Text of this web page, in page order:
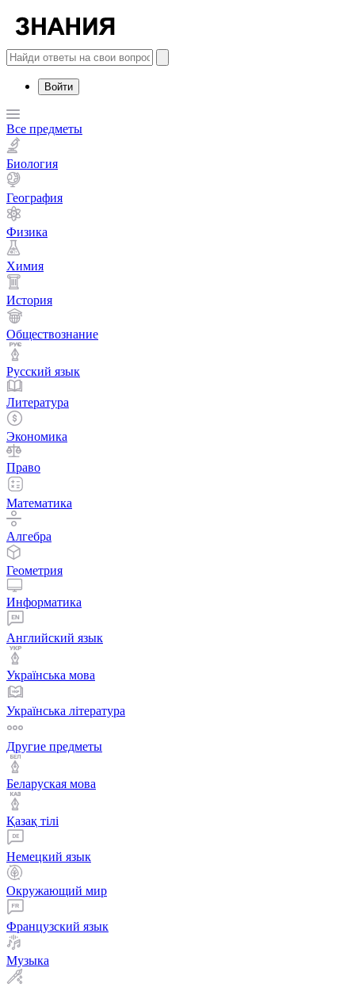
Войти
Все предметы
Биология
География
Физика
Химия
История
Обществознание
Русский язык
Литература
Экономика
Право
Математика
Алгебра
Геометрия
Информатика
Английский язык
Українська мова
Українська література
Другие предметы
Беларуская мова
Қазақ тiлi
Немецкий язык
Окружающий мир
Французский язык
Музыка